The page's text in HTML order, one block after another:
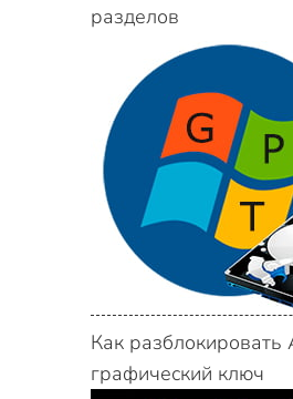
разделов
Как разблокировать
графический ключ